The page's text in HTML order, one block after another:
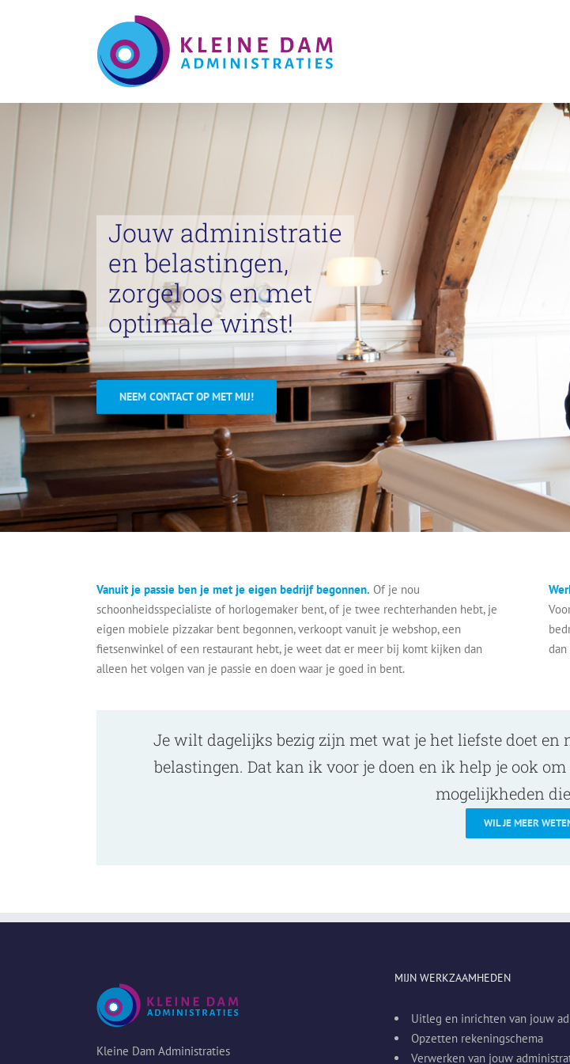
Jouw administratie
en belastingen,
zorgeloos en met
optimale winst!
NEEM CONTACT OP MET MIJ!
Vanuit je passie ben je met je eigen bedrijf begonnen. Of je nou
schoonheidsspecialiste of horlogemaker bent, of je twee rechterhanden hebt, je
eigen mobiele pizzakar bent begonnen, verkoopt vanuit je webshop, een
fietsenwinkel of een restaurant hebt, je weet dat er meer bij komt kijken dan
alleen het volgen van je passie en doen waar je goed in bent.
Je wilt dagelijks bezig zijn met wat je het liefste doet en
belastingen. Dat kan ik voor je doen en ik help je ook
mogelijkheden
WIL JE MEER
Kleine Dam Administraties
MIJN WERKZAAMHEDEN
Uitleg en inrichten van jouw
Opzetten rekeningschema
Verwerken van jouw